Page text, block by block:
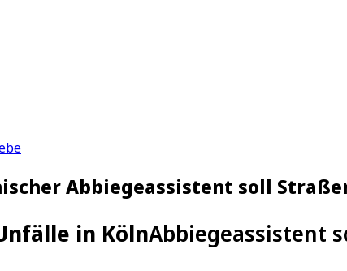
Abbiegeassistent soll
in KölnAbbiegeassistent